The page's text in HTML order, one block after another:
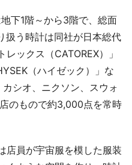
下1階～から3階で、総面
扱う時計は同社が日本総代
ックス（CATOREX）」
（ハイゼック）」な
シオ、ニクソン、スウォ
のもので約3,000点を常時
員が宇宙服を模した服装